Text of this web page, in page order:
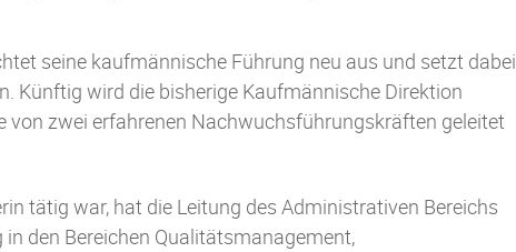
seine kaufmännische Führung neu aus und setzt dabei
Künftig wird die bisherige Kaufmännische Direktion
von zwei erfahrenen Nachwuchsführungskräften geleitet
tätig war, hat die Leitung des Administrativen Bereichs
den Bereichen Qualitätsmanagement,